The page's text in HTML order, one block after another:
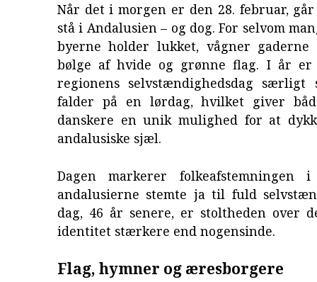
Når det i morgen er den 28. februar,
stå i Andalusien – og dog. For selvom
byerne holder lukket, vågner
bølge af hvide og grønne flag. I år
regionens selvstændighedsdag særligt
falder på en lørdag, hvilket giver
danskere en unik mulighed for at
andalusiske sjæl.
Dagen markerer folkeafstemningen
andalusierne stemte ja til fuld
dag, 46 år senere, er stoltheden over
identitet stærkere end nogensinde.
Flag, hymner og æresborgere